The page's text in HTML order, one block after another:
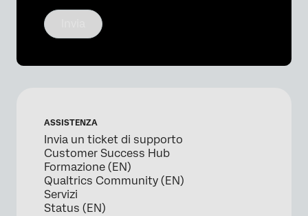
ASSISTENZA
Invia un ticket di supporto
Customer Success Hub
Formazione (EN)
Qualtrics Community (EN)
Servizi
Status (EN)